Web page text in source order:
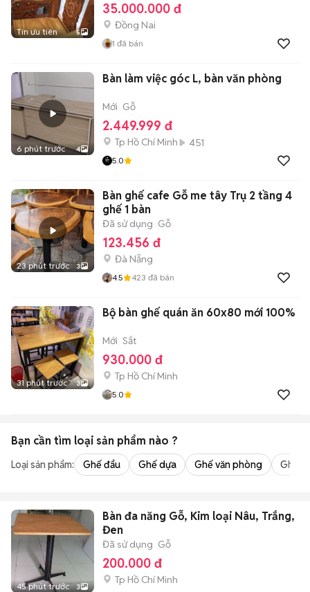
Tin ưu tiên 5
35.000.000 đ
Đồng Nai
1 đã bán
6 phút trước 4
Bàn làm việc góc L, bàn văn phòng
Mới Gỗ
2.449.999 đ
Tp Hồ Chí Minh 451
5.0
23 phút trước 3
Bàn ghế cafe Gỗ me tây Trụ 2 tầng 4
ghế 1 bàn
Đã sử dụng Gỗ
123.456 đ
Đà Nẵng
4.5 423 đã bán
31 phút trước 3
Bộ bàn ghế quán ăn 60x80 mới 100%
Mới Sắt
930.000 đ
Tp Hồ Chí Minh
5.0
Bạn cần tìm loại sản phẩm nào ?
Loại sản phẩm: Ghế đẩu Ghế dựa Ghế văn phòng Ghế
45 phút trước 3
Bàn đa năng Gỗ, Kim loại Nâu, Trắng,
Đen
Đã sử dụng Gỗ
200.000 đ
Tp Hồ Chí Minh